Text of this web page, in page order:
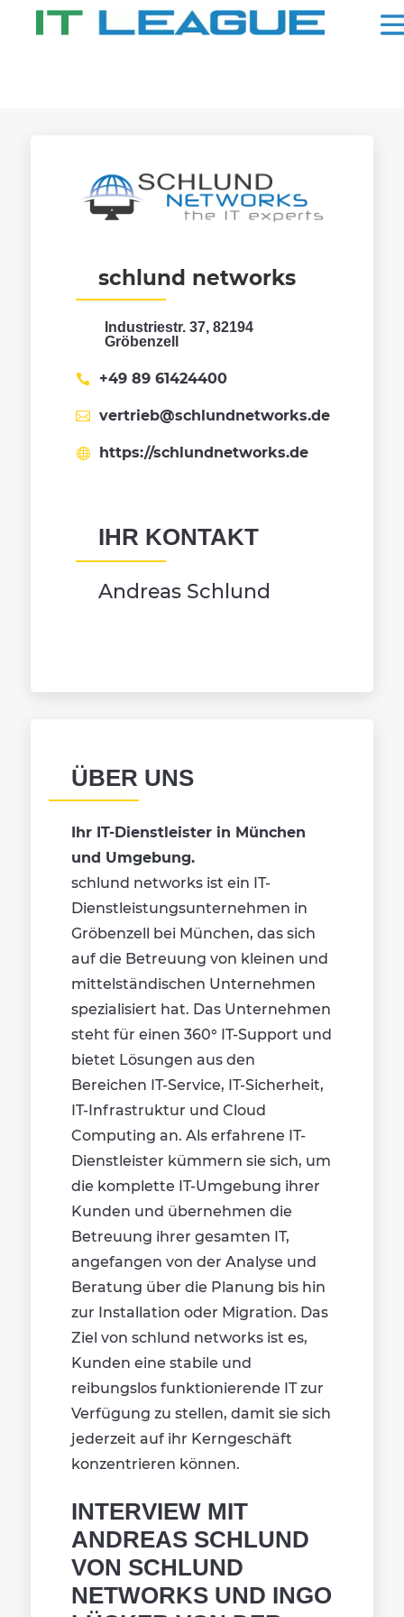
schlund networks
Industriestr. 37, 82194
Gröbenzell
+49 89 61424400
vertrieb@schlundnetworks.de
https://schlundnetworks.de
IHR KONTAKT
Andreas Schlund
ÜBER UNS
Ihr IT-Dienstleister in München
und Umgebung.
schlund networks ist ein IT-
Dienstleistungsunternehmen in
Gröbenzell bei München, das sich
auf die Betreuung von kleinen und
mittelständischen Unternehmen
spezialisiert hat. Das Unternehmen
steht für einen 360° IT-Support und
bietet Lösungen aus den
Bereichen IT-Service, IT-Sicherheit,
IT-Infrastruktur und Cloud
Computing an. Als erfahrene IT-
Dienstleister kümmern sie sich, um
die komplette IT-Umgebung ihrer
Kunden und übernehmen die
Betreuung ihrer gesamten IT,
angefangen von der Analyse und
Beratung über die Planung bis hin
zur Installation oder Migration. Das
Ziel von schlund networks ist es,
Kunden eine stabile und
reibungslos funktionierende IT zur
Verfügung zu stellen, damit sie sich
jederzeit auf ihr Kerngeschäft
konzentrieren können.
INTERVIEW MIT
ANDREAS SCHLUND
VON SCHLUND
NETWORKS UND INGO